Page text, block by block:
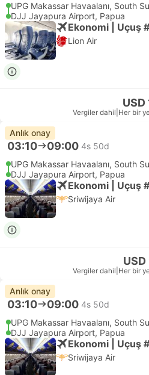
UPG Makassar Havaalanı, South
DJJ Jayapura Airport, Papua
Ekonomi | Uçuş
Lion Air
USD
Vergiler dahil Her bir
Anlık onay
03:10 09:00 4s 50d
UPG Makassar Havaalanı, South
DJJ Jayapura Airport, Papua
Ekonomi | Uçuş
Sriwijaya Air
USD
Vergiler dahil Her bir
Anlık onay
03:10 09:00 4s 50d
UPG Makassar Havaalanı, South
DJJ Jayapura Airport, Papua
Ekonomi | Uçuş
Sriwijaya Air